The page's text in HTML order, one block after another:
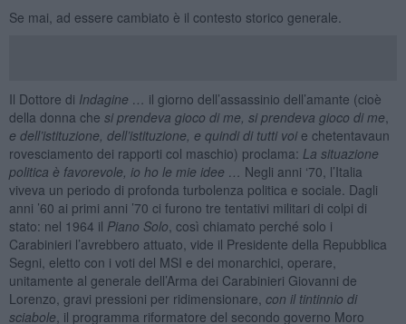
Se mai, ad essere cambiato è il contesto storico generale.
Il Dottore di Indagine … il giorno dell’assassinio dell’amante (cioè
della donna che si prendeva gioco di me, si prendeva gioco di me
e dell’istituzione, dell’istituzione, e quindi di tutti voi e chetentavaun
rovesciamento dei rapporti col maschio) proclama: La situazione
politica è favorevole, io ho le mie idee …
Negli anni ‘70, l’Italia
viveva un periodo di profonda turbolenza politica e sociale. Dagli
anni ’60 ai primi anni ’70 ci furono tre tentativi militari di colpi di
stato: nel 1964 il Piano Solo , così chiamato perché solo i
Carabinieri l’avrebbero attuato, vide il Presidente della Repubblica
Segni, eletto con i voti del MSI e dei monarchici, operare,
unitamente al generale dell’Arma dei Carabinieri Giovanni de
Lorenzo, gravi pressioni per ridimensionare, con il tintinnio di
sciabole , il programma riformatore del secondo governo Moro